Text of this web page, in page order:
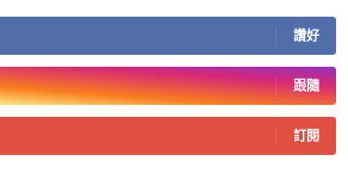
讚好
跟隨
訂閱